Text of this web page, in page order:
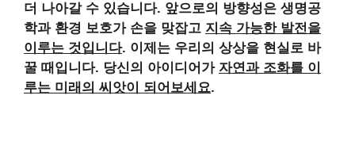
더 나아갈 수 있습니다. 앞으로의 방향성은 생명공
학과 환경 보호가 손을 맞잡고 지속 가능한 발전을
이루는 것입니다. 이제는 우리의 상상을 현실로 바
꿀 때입니다. 당신의 아이디어가 자연과 조화를 이
루는 미래의 씨앗이 되어보세요.